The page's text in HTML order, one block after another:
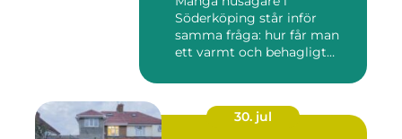
Söderköping står inför
samma fråga: hur får man
ett varmt och behagligt
30. jul